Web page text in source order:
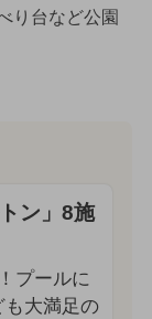
り台など公園
ン」8施
プールに
も大満足の